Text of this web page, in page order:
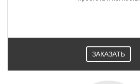
ЗАКАЗАТЬ